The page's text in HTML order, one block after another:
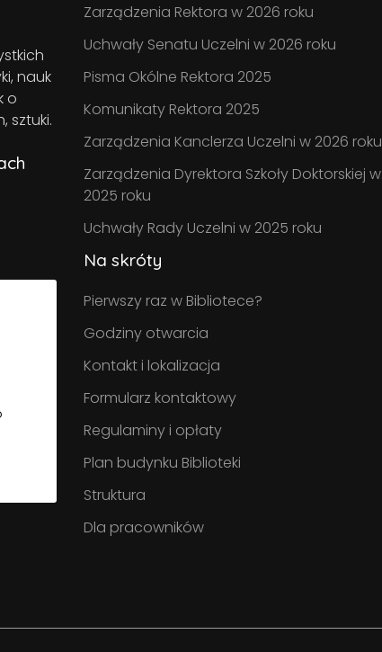
nauk
o
sztuki.
Zarządzenia Rektora w 2026 roku
Uchwały Senatu Uczelni w 2026 roku
Pisma Okólne Rektora 2025
Komunikaty Rektora 2025
Zarządzenia Kanclerza Uczelni w 2026 roku
Zarządzenia Dyrektora Szkoły Doktorskiej w
2025 roku
Uchwały Rady Uczelni w 2025 roku
Na skróty
Pierwszy raz w Bibliotece?
Godziny otwarcia
Kontakt i lokalizacja
Formularz kontaktowy
Regulaminy i opłaty
Plan budynku Biblioteki
Struktura
Dla pracowników